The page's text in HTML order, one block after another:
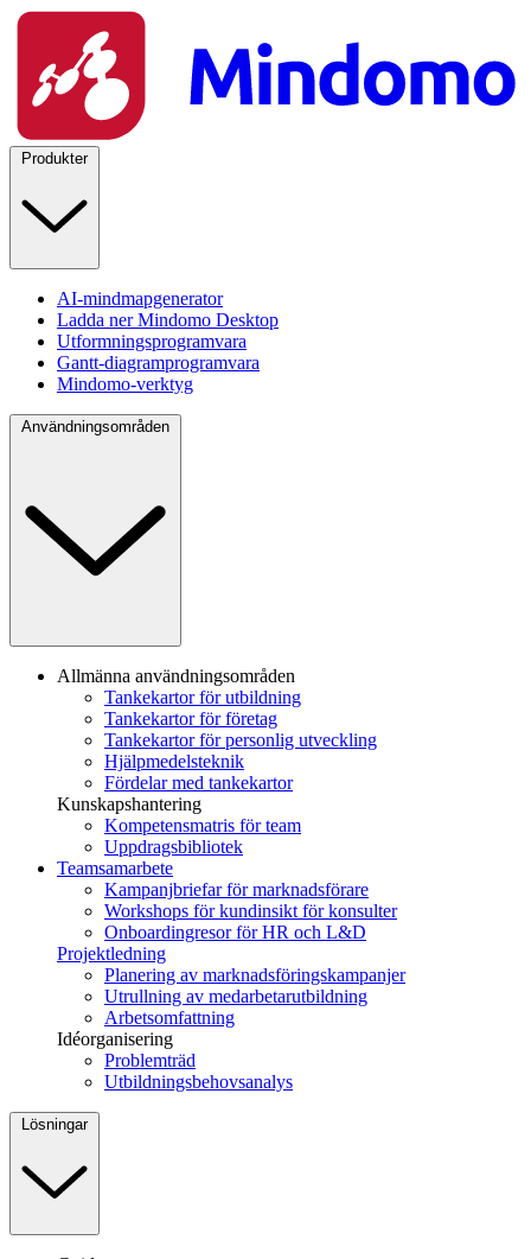
Produkter
AI-mindmapgenerator
Ladda ner Mindomo Desktop
Utformningsprogramvara
Gantt-diagramprogramvara
Mindomo-verktyg
Användningsområden
Allmänna användningsområden
Tankekartor för utbildning
Tankekartor för företag
Tankekartor för personlig utveckling
Hjälpmedelsteknik
Fördelar med tankekartor
Kunskapshantering
Kompetensmatris för team
Uppdragsbibliotek
Teamsamarbete
Kampanjbriefar för marknadsförare
Workshops för kundinsikt för konsulter
Onboardingresor för HR och L&D
Projektledning
Planering av marknadsföringskampanjer
Utrullning av medarbetarutbildning
Arbetsomfattning
Idéorganisering
Problemträd
Utbildningsbehovsanalys
Lösningar